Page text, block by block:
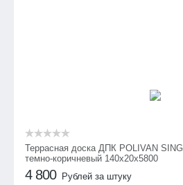
Террасная доска ДПК POLIVAN
темно-коричневый 140х20х5800
4 800 Рублей за штуку